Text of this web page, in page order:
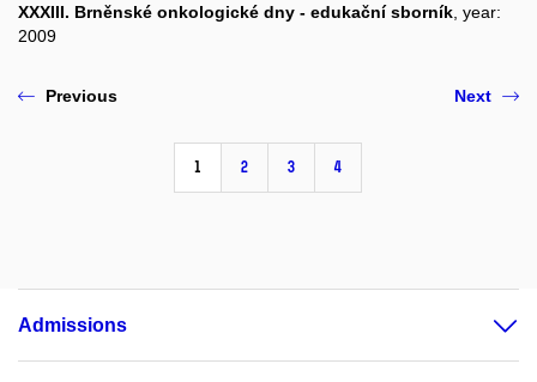
XXXIII. Brněnské onkologické dny - edukační sborník , year:
2009
Previous
1 2 3 4
Next
Admissions